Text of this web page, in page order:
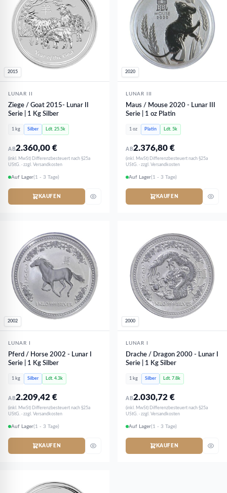
2015
LUNAR II
Ziege / Goat 2015- Lunar II
Serie | 1 Kg Silber
1 kg Silber Ldt. 25.5k
AB2.360,00€
(inkl. MwSt) Differenzbesteuert nach §25a
UStG. · zzgl. Versandkosten
Auf Lager(1 - 3 Tage)
KAUFEN
2020
LUNAR III
Maus / Mouse 2020 - Lunar III
Serie | 1 oz Platin
1 oz Platin Ldt. 5k
AB2.376,80€
(inkl. MwSt) Differenzbesteuert nach §25a
UStG. · zzgl. Versandkosten
Auf Lager(1 - 3 Tage)
KAUFEN
2002
LUNAR I
Pferd / Horse 2002 - Lunar I
Serie | 1 Kg Silber
1 kg Silber Ldt. 4.3k
AB2.209,42€
(inkl. MwSt) Differenzbesteuert nach §25a
UStG. · zzgl. Versandkosten
Auf Lager(1 - 3 Tage)
KAUFEN
2000
LUNAR I
Drache / Dragon 2000 - Lunar I
Serie | 1 Kg Silber
1 kg Silber Ldt. 7.8k
AB2.030,72€
(inkl. MwSt) Differenzbesteuert nach §25a
UStG. · zzgl. Versandkosten
Auf Lager(1 - 3 Tage)
KAUFEN